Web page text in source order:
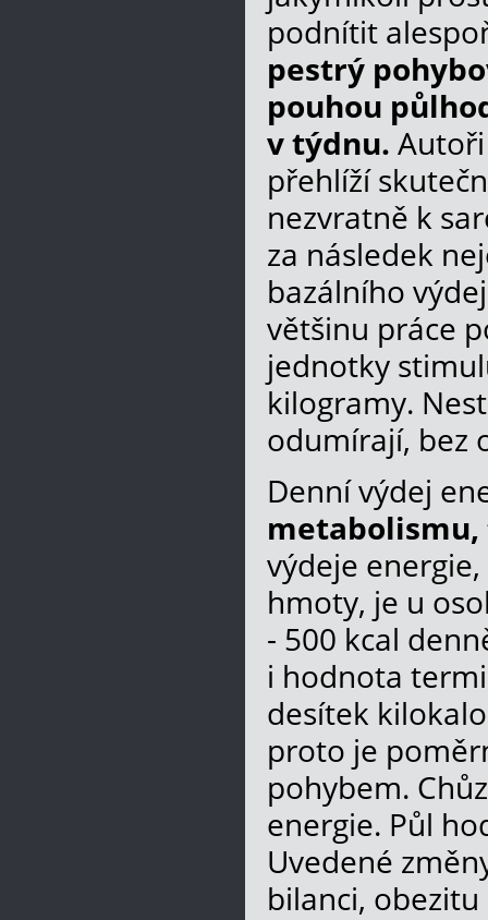
podnítit
pestrý
pouhou
v týdnu.
přehlíží
nezvratně k
za následek
bazálního
většinu práce
jednotky
kilogramy.
odumírají, bez
Denní výdej
výdeje
hmoty, je u
- 500 kcal
i hodnota
desítek
proto je
pohybem.
energie. Půl
Uvedené
bilanci,